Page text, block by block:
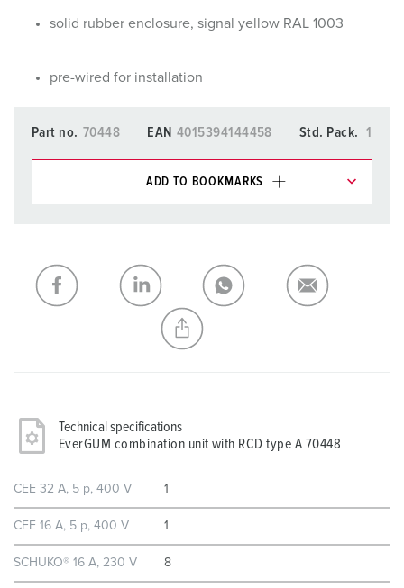
solid rubber enclosure, signal yellow RAL 1003
pre-wired for installation
Part no. 70448 EAN 4015394144458 Std. Pack. 1
ADD TO BOOKMARKS
My list ADD
CREATE A NEW LIST
Technical specifications
EverGUM combination unit with RCD type A 70448
CEE 32 A, 5 p, 400 V 1
CEE 16 A, 5 p, 400 V 1
SCHUKO® 16 A, 230 V 8